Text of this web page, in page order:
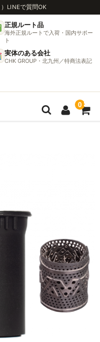
LINEで質問OK
正規ルート品
海外正規ルートで入荷・国内サポー
ト
実体のある会社
CHK GROUP・北九州／特商法表記
0
）